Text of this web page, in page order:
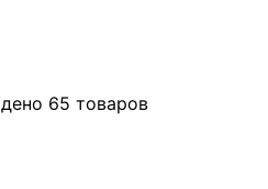
65 товаров